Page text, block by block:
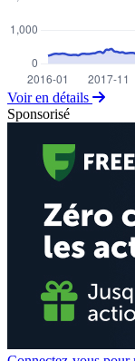
Voir en détails
Sponsorisé